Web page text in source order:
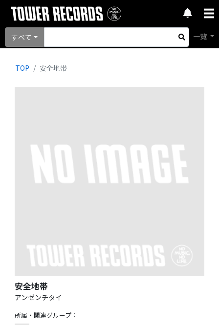
すべて 一覧
TOP 安全地帯
安全地帯
アンゼンチタイ
所属・関連グループ ：